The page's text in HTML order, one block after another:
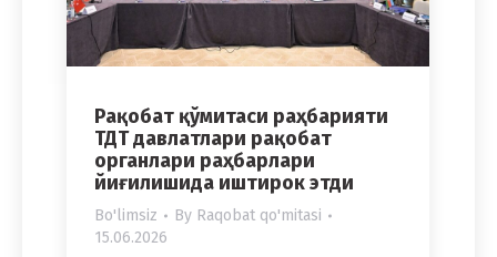
Рақобат қўмитаси раҳбарияти
ТДТ давлатлари рақобат
органлари раҳбарлари
йиғилишида иштирок этди
Bo'limsiz By Raqobat qo'mitasi
15.06.2026